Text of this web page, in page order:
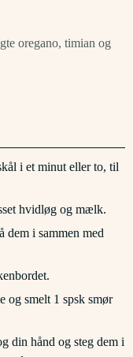
oregano, timian og
i et minut eller to, til
hvidløg og mælk.
i sammen med
og smelt 1 spsk smør
din hånd og steg dem i